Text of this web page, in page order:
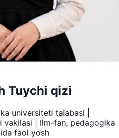
Tuychi qizi
universiteti talabasi |
vakilasi | Ilm-fan, pedagogika
faol yosh